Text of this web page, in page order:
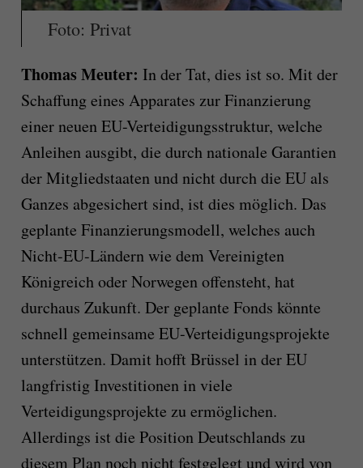
Foto: Privat
Thomas Meuter: In der Tat, dies ist so. Mit der
Schaffung eines Apparates zur Finanzierung
einer neuen EU-Verteidigungsstruktur, welche
Anleihen ausgibt, die durch nationale Garantien
der Mitgliedstaaten und nicht durch die EU als
Ganzes abgesichert sind, ist dies möglich. Das
geplante Finanzierungsmodell, welches auch
Nicht-EU-Ländern wie dem Vereinigten
Königreich oder Norwegen offensteht, hat
durchaus Zukunft. Der geplante Fonds könnte
schnell gemeinsame EU-Verteidigungsprojekte
unterstützen. Damit hofft Brüssel in der EU
langfristig Investitionen in viele
Verteidigungsprojekte zu ermöglichen.
Allerdings ist die Position Deutschlands zu
diesem Plan noch nicht festgelegt und wird von